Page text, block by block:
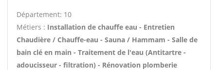
Département: 10
Métiers : Installation de chauffe eau - Entretien
Chaudière / Chauffe-eau - Sauna / Hammam - Salle de
bain clé en main - Traitement de l'eau (Antitartre -
adoucisseur - filtration) - Rénovation plomberie